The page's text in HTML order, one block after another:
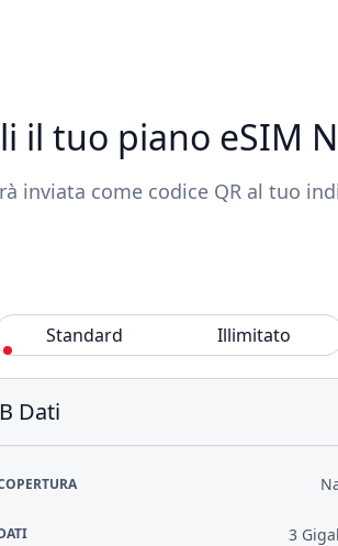
il tuo piano eSIM
inviata come codice QR al tuo
Standard Illimitato
Dati
3